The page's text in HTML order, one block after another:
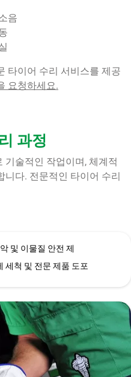
음
타이어 수리 서비스를 제공
요청하세요.
과정
기술적인 작업이며, 체계적
니다. 전문적인 타이어 수리
및 이물질 안전 제
세척 및 전문 제품 도포